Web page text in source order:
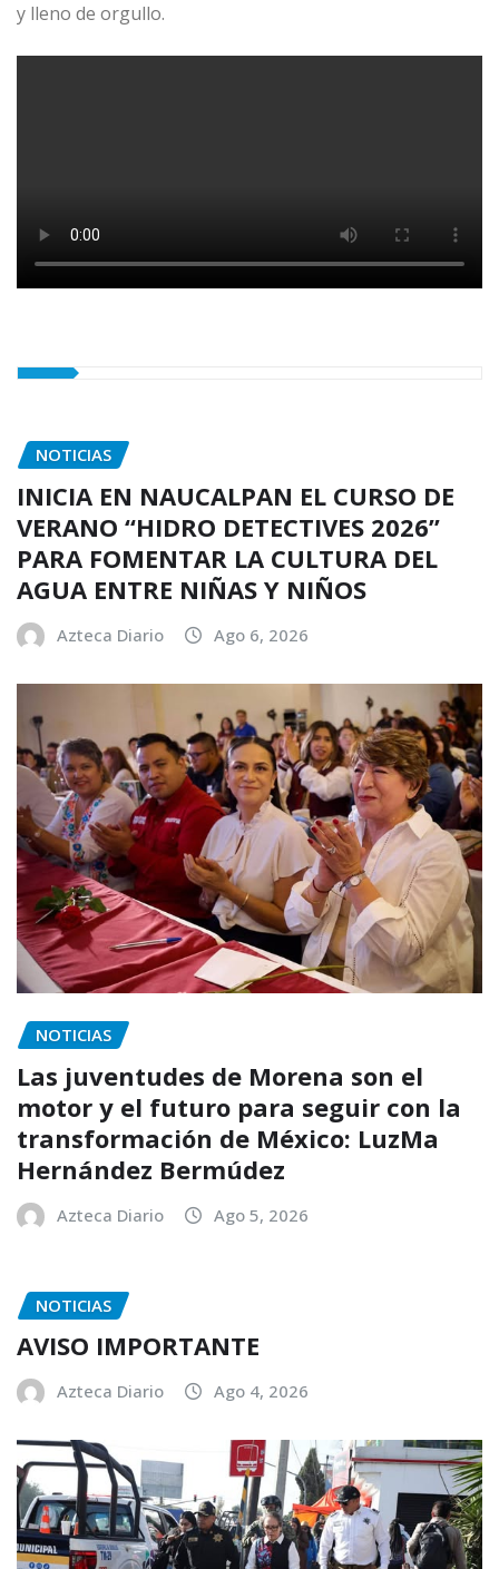
y lleno de orgullo.
NOTICIAS
INICIA EN NAUCALPAN EL CURSO DE
VERANO “HIDRO DETECTIVES 2026”
PARA FOMENTAR LA CULTURA DEL
AGUA ENTRE NIÑAS Y NIÑOS
Azteca Diario Ago 6, 2026
NOTICIAS
Las juventudes de Morena son el
motor y el futuro para seguir con la
transformación de México: LuzMa
Hernández Bermúdez
Azteca Diario Ago 5, 2026
NOTICIAS
AVISO IMPORTANTE
Azteca Diario Ago 4, 2026